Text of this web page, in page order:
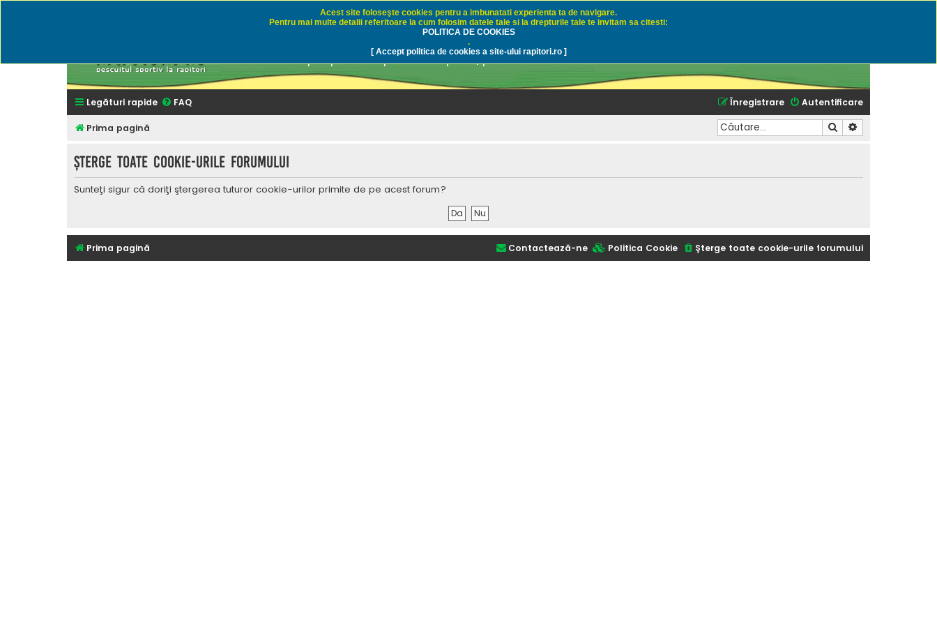
Rapitori.ro - Pescuit sportiv
Discutii despre pescuit sportiv la rapitori, pescuitul cu naluci sau momeli naturale
Legături rapide FAQ Autentificare
Înregistrare
Prima pagină Căutare
Şterge toate cookie-urile forumului
Sunteţi sigur că doriţi ştergerea tuturor cookie-urilor primite de pe acest forum?
Acest site foloseşte cookies pentru a imbunatati experienta ta de navigare.
Pentru mai multe detalii referitoare la cum folosim datele tale si la drepturile tale te invitam sa citesti:
POLITICA DE COOKIES
.
[ Accept politica de cookies a site-ului rapitori.ro ]
Prima pagină Şterge toate cookie-urile forumului
Politica Cookie
Contactează-ne